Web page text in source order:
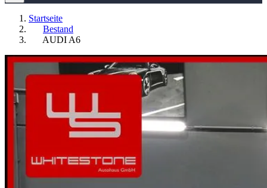
Startseite
Bestand
AUDI A6